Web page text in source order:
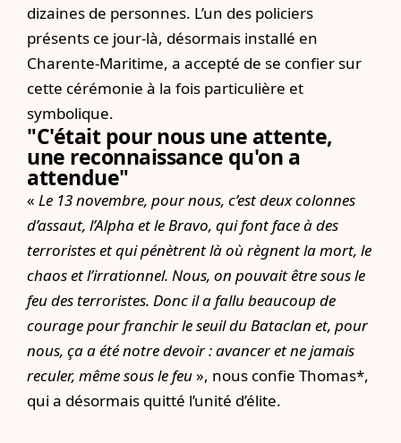
dizaines de personnes. L’un des policiers
présents ce jour-là, désormais installé en
Charente-Maritime, a accepté de se confier sur
cette cérémonie à la fois particulière et
symbolique.
"C'était pour nous une attente,
une reconnaissance qu'on a
attendue"
« Le 13 novembre, pour nous, c’est deux colonnes
d’assaut, l’Alpha et le Bravo, qui font face à des
terroristes et qui pénètrent là où règnent la mort, le
chaos et l’irrationnel. Nous, on pouvait être sous le
feu des terroristes. Donc il a fallu beaucoup de
courage pour franchir le seuil du Bataclan et, pour
nous, ça a été notre devoir : avancer et ne jamais
reculer, même sous le feu», nous confie Thomas*,
qui a désormais quitté l’unité d’élite.